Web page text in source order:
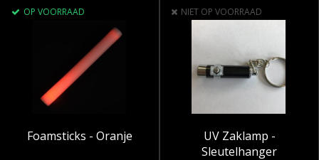
OP VOORRAAD
Foamsticks - Oranje
NIET OP VOORRAAD
UV Zaklamp -
Sleutelhanger